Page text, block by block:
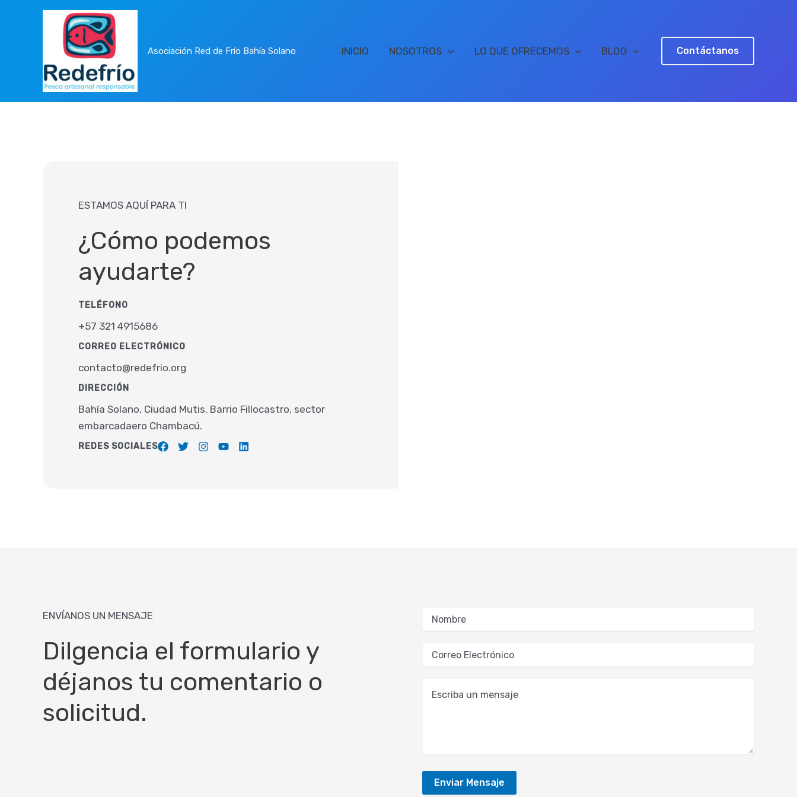
Asociación Red de Frío Bahía Solano INICIO NOSOTROS LO QUE OFRECEMOS BLOG Contáctanos
ESTAMOS AQUÍ PARA TI
¿Cómo podemos
ayudarte?
TELÉFONO
+57 321 4915686
CORREO ELECTRÓNICO
contacto@redefrio.org
DIRECCIÓN
Bahía Solano, Ciudad Mutis. Barrio Fillocastro, sector
embarcadaero Chambacú.
REDES SOCIALES
ENVÍANOS UN MENSAJE
Dilgencia el formulario y
déjanos tu comentario o
solicitud.
Enviar Mensaje